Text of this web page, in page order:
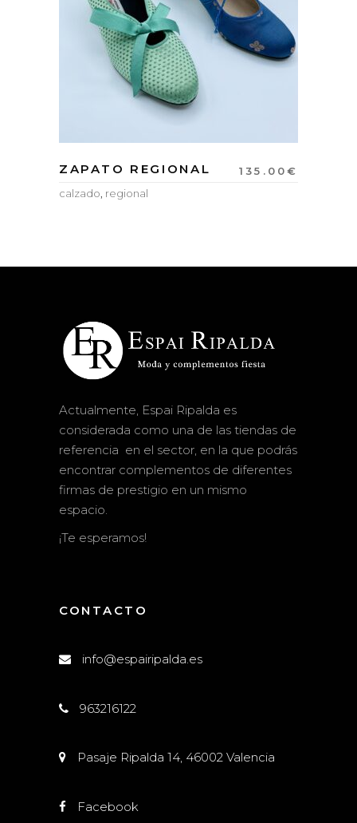
ZAPATO REGIONAL 135.00€
calzado regional
Actualmente, Espai Ripalda es
considerada como una de las tiendas de
referencia en el sector, en la que podrás
encontrar complementos de diferentes
firmas de prestigio en un mismo
espacio.
¡Te esperamos!
CONTACTO
info@espairipalda.es
963216122
Pasaje Ripalda 14, 46002 Valencia
Facebook